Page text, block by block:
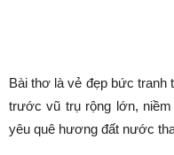
Bài thơ là vẻ đẹp bức tranh
trước vũ trụ rộng lớn,
yêu quê hương đất nước